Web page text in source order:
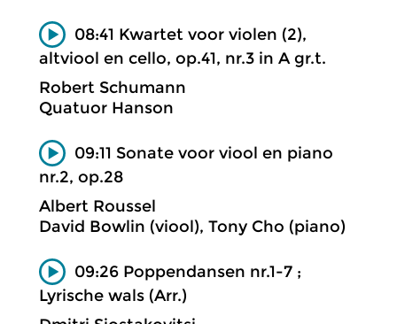
08:41 Kwartet voor violen (2),
altviool en cello, op.41, nr.3 in A gr.t.
Robert Schumann
Quatuor Hanson
09:11 Sonate voor viool en piano
nr.2, op.28
Albert Roussel
David Bowlin (viool), Tony Cho (piano)
09:26 Poppendansen nr.1-7 ;
Lyrische wals (Arr.)